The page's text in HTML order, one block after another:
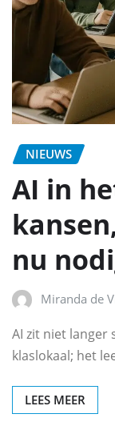
NIEUWS
AI in
nu
Miranda de
AI zit niet langer
klaslokaal; het
LEES MEER